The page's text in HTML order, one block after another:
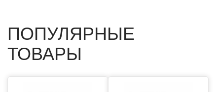
ПОПУЛЯРНЫЕ
ТОВАРЫ